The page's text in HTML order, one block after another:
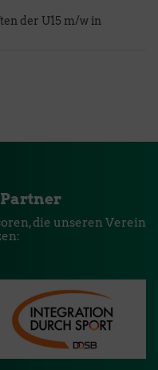
der U15 m/w in
die unseren Verein